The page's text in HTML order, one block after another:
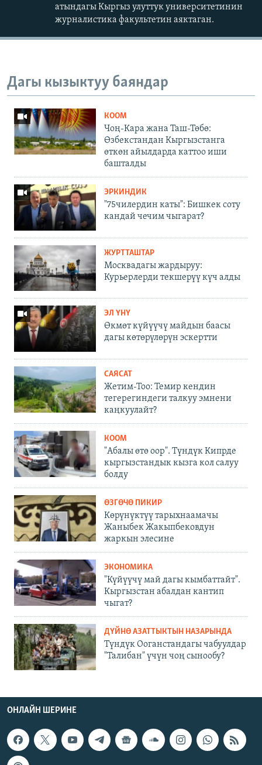
атындагы Кыргыз улуттук университетинин
журналистика факультетин аяктаган.
Дагы кызыктуу баяндар
КООМ
Чоң-Кара жана Таш-Төбө:
Өзбекстандан Кыргызстанга
өткөн айылдарда каттоо иши
башталды
ЭРКИНДИК
"75чилердин каты": Бишкек соту
кандай чечим чыгарат?
ЖУРТТАШТАР
Москвадагы жардыруу:
Курьерлерди текшерүү күч алды
ЭЛ ҮНҮ
Өкмөт күйүүчү майдын баасы
дагы көтөрүлөрүн эскертти
САЯСАТ
Жетим-Тоо: Темир кендин
тегерегиндеги талкуу эмнени
каңкуулайт?
КООМ
"Абалы өтө оор". Түндүк Кипрде
кыргызстандык кызга кол салуу
болду
ӨЗГӨЧӨ ПИКИР
Көрүнүктүү тарыхнаамачы
Жаныбек Жакыпбековдун
жаркын элесине
ЭКОНОМИКА
"Күйүүчү май дагы кымбаттайт".
Кыргызстан абалдан кантип
чыгат?
ДҮЙНӨ АЗАТТЫКТЫН НАЗАРЫНДА
Түндүк Ооганстандагы чабуулдар
"Талибан" үчүн чоң сынообу?
ОНЛАЙН ШЕРИНЕ